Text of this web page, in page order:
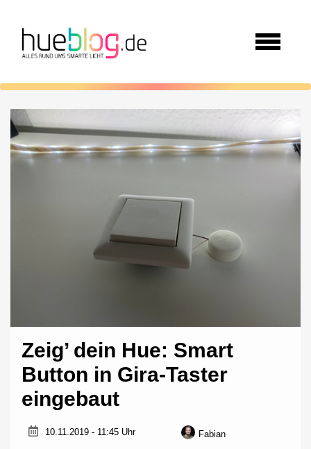
Zeig’ dein Hue: Smart
Button in Gira-Taster
eingebaut
10.11.2019 - 11:45 Uhr Fabian